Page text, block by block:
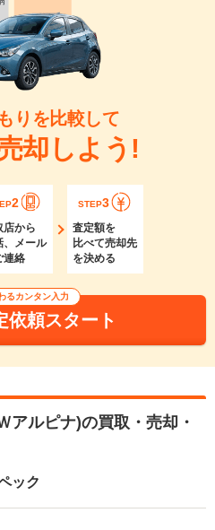
りを比較して
却しよう!
2
店から
、メール
連絡
STEP3
査定額を
比べて売却先
を決める
るカンタン入力
依頼スタート
アルピナ)の買取・売却・
ック